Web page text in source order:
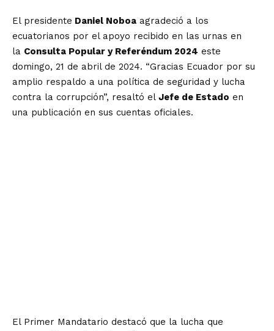
El presidente Daniel Noboa agradeció a los
ecuatorianos por el apoyo recibido en las urnas en
la Consulta Popular y Referéndum 2024 este
domingo, 21 de abril de 2024. “Gracias Ecuador por su
amplio respaldo a una política de seguridad y lucha
contra la corrupción”, resaltó el Jefe de Estado en
una publicación en sus cuentas oficiales.
El Primer Mandatario destacó que la lucha que